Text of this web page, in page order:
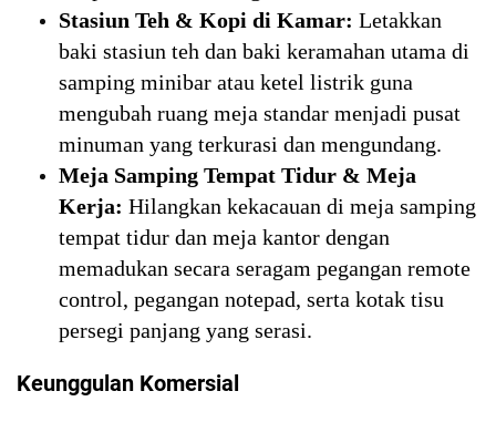
Stasiun Teh & Kopi di Kamar: Letakkan
baki stasiun teh dan baki keramahan utama di
samping minibar atau ketel listrik guna
mengubah ruang meja standar menjadi pusat
minuman yang terkurasi dan mengundang.
Meja Samping Tempat Tidur & Meja
Kerja: Hilangkan kekacauan di meja samping
tempat tidur dan meja kantor dengan
memadukan secara seragam pegangan remote
control, pegangan notepad, serta kotak tisu
persegi panjang yang serasi.
Keunggulan Komersial